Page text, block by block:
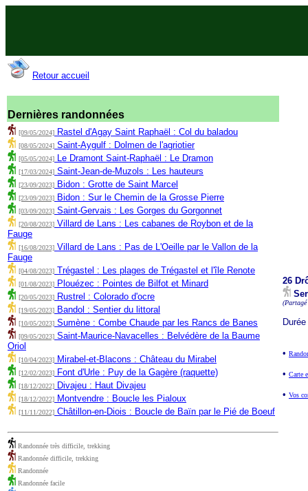
Retour accueil
Dernières randonnées
[09/05/2024] Rastel d'Agay Saint Raphaël : Col du baladou
[08/05/2024] Saint-Aygulf : Dolmen de l'agriotier
[05/05/2024] Le Dramont Saint-Raphaël : Le Dramon
[17/03/2024] Saint-Jean-de-Muzols : Les hauteurs
[23/09/2023] Bidon : Grotte de Saint Marcel
[23/09/2023] Bidon : Sur le Chemin de la Grosse Pierre
[03/09/2023] Saint-Gervais : Les Gorges du Gorgonnet
[20/08/2023] Villard de Lans : Les cabanes de Roybon et de la
Fauge
[16/08/2023] Villard de Lans : Pas de L'Oeille par le Vallon de la
Fauge
[04/08/2023] Trégastel : Les plages de Trégastel et l'île Renote
[01/08/2023] Plouézec : Pointes de Bilfot et Minard
[20/05/2023] Rustrel : Colorado d'ocre
[19/05/2023] Bandol : Sentier du littoral
[10/05/2023] Sumène : Combe Chaude par les Rancs de Banes
[09/05/2023] Saint-Maurice-Navacelles : Belvédère de la Baume
Oriol
[10/04/2023] Mirabel-et-Blacons : Château du Mirabel
[12/02/2023] Font d'Urle : Puy de la Gagère (raquette)
[18/12/2022] Divajeu : Haut Divajeu
[18/12/2022] Montvendre : Boucle les Pialoux
[11/11/2022] Châtillon-en-Diois : Boucle de Baïn par le Pié de Boeuf
Randonnée très difficile, trekking
Randonnée difficile, trekking
Randonnée
Randonnée facile
26
•
• Carte
• Vos